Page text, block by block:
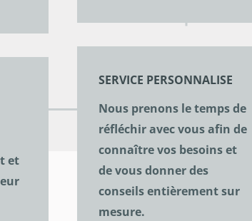
et
SERVICE PERSONNALISE
Nous prenons le temps de
réfléchir avec vous afin de
connaître vos besoins et
de vous donner des
conseils entièrement sur
mesure.